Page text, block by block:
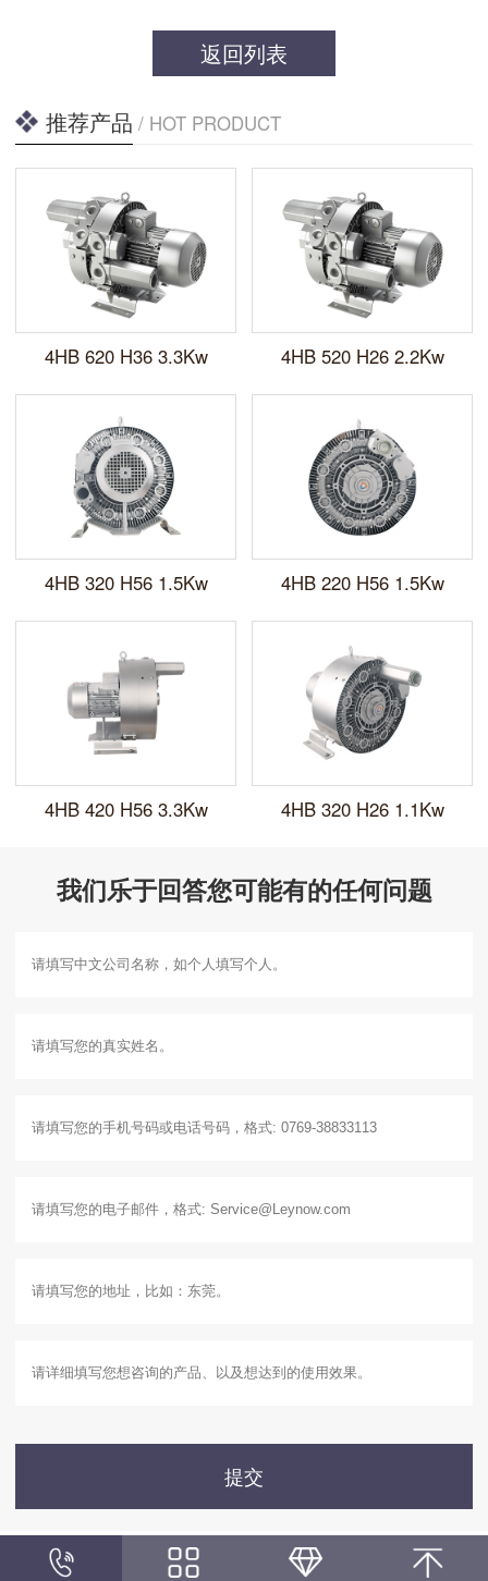
返回列表
推荐产品 / HOT PRODUCT
4HB 620 H36 3.3Kw 4HB 520 H26 2.2Kw
4HB 320 H56 1.5Kw 4HB 220 H56 1.5Kw
4HB 420 H56 3.3Kw 4HB 320 H26 1.1Kw
我们乐于回答您可能有的任何问题